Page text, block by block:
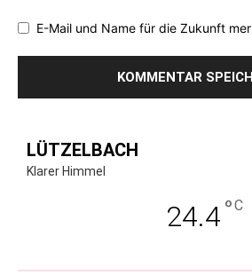
E-Mail und Name für die Zukunft
LÜTZELBACH
Klarer Himmel
24.4°C